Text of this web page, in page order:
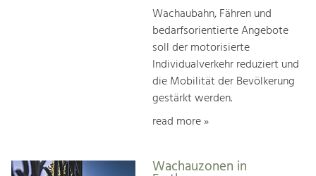
Wachaubahn, Fähren und
bedarfsorientierte Angebote
soll der motorisierte
Individualverkehr reduziert und
die Mobilität der Bevölkerung
gestärkt werden.
read more »
Wachauzonen in